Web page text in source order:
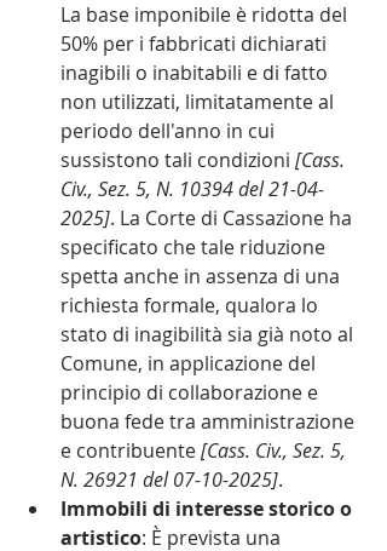
La base imponibile è ridotta del
50% per i fabbricati dichiarati
inagibili o inabitabili e di fatto
non utilizzati, limitatamente al
periodo dell'anno in cui
sussistono tali condizioni [Cass.
Civ., Sez. 5, N. 10394 del 21-04-
2025]. La Corte di Cassazione ha
specificato che tale riduzione
spetta anche in assenza di una
richiesta formale, qualora lo
stato di inagibilità sia già noto al
Comune, in applicazione del
principio di collaborazione e
buona fede tra amministrazione
e contribuente [Cass. Civ., Sez. 5,
N. 26921 del 07-10-2025].
Immobili di interesse storico o
artistico: È prevista una